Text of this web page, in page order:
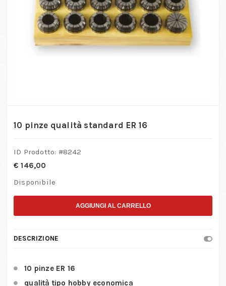
10 pinze qualità standard ER 16
ID Prodotto: #8242
€ 146,00
Disponibile
AGGIUNGI AL CARRELLO
DESCRIZIONE
10 pinze ER 16
qualità tipo hobby economica